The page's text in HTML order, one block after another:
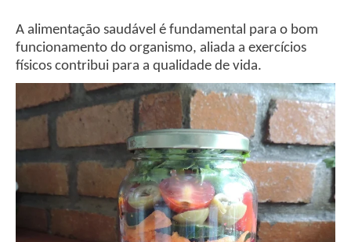
A alimentação saudável é fundamental para o bom
funcionamento do organismo, aliada a exercícios
físicos contribui para a qualidade de vida.